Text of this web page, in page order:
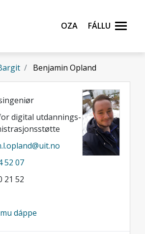
Oza
Fállu
Benjamin Opland
digital utdannings-
52 07
21 52
dáppe